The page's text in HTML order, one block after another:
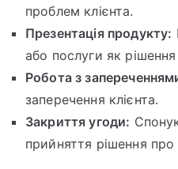
проблем клієнта.
Презентація продукту:
або послуги як
Робота з
заперечення клієнта.
Закриття угоди:
прийняття рішення про